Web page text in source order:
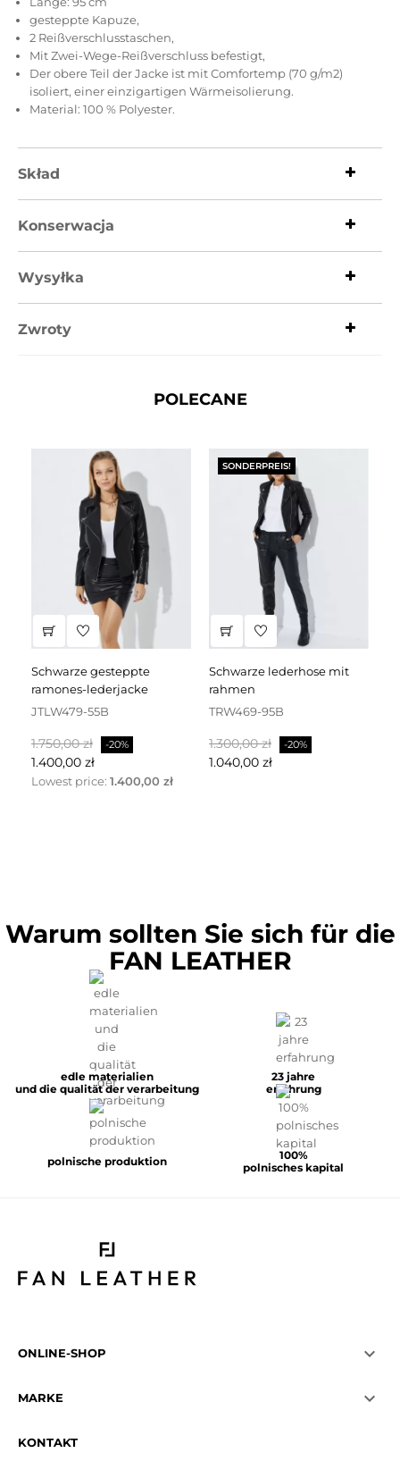
gesteppte Kapuze,
2 Reißverschlusstaschen,
Mit Zwei-Wege-Reißverschluss befestigt,
Der obere Teil der Jacke ist mit Comfortemp (70 g/m2)
isoliert, einer einzigartigen Wärmeisolierung.
Material: 100 % Polyester.
Skład
Konserwacja
Wysyłka
Zwroty
POLECANE
schwarze gesteppte
ramones-lederjacke
JTLW479-55B
Regulärer
Preis
1.750,00 zł -20%
1.400,00 zł
Lowest price: 1.400,00 zł
SONDERPREIS!
schwarze lederhose mit
rahmen
TRW469-95B
Regulärer
Preis
1.300,00 zł -20%
1.040,00 zł
Warum sollten Sie sich für die
FAN LEATHER
edle materialien
und die qualität der verarbeitung
23 jahre
erfahrung
polnische produktion
100%
polnisches kapital
ONLINE-SHOP 
MARKE 
KONTAKT